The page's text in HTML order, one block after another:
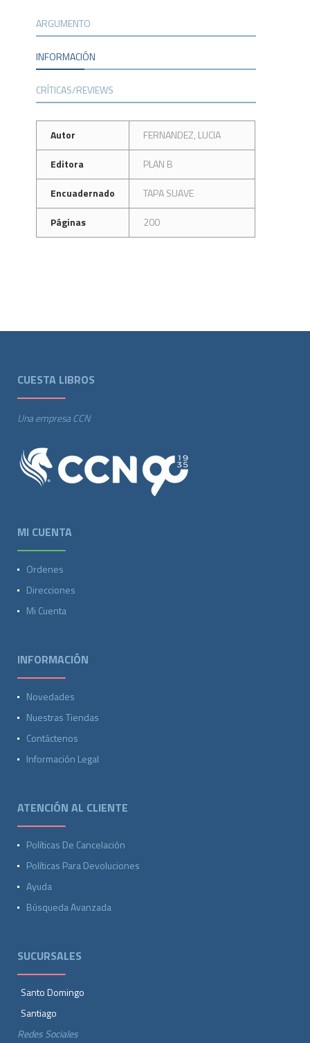
ARGUMENTO
INFORMACIÓN
CRÍTICAS/REVIEWS
Autor
FERNANDEZ, LUCIA
Editora
PLAN B
Encuadernado
TAPA SUAVE
Páginas
200
CUESTA LIBROS
Una empresa CCN
MI CUENTA
Ordenes
Direcciones
Mi Cuenta
INFORMACIÓN
Novedades
Nuestras Tiendas
Contáctenos
Información Legal
ATENCIÓN AL CLIENTE
Políticas De Cancelación
Políticas Para Devoluciones
Ayuda
Búsqueda Avanzada
SUCURSALES
Santo Domingo
Santiago
Redes Sociales